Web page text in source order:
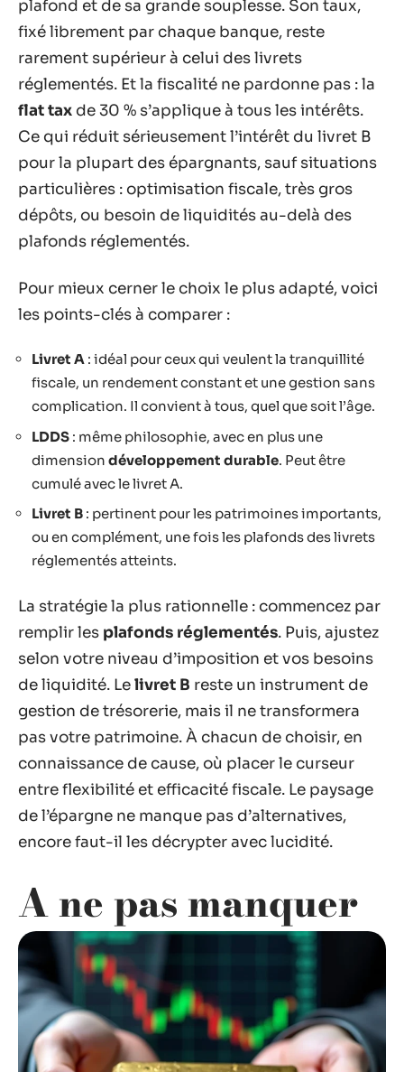
plafond et de sa grande souplesse. Son taux,
fixé librement par chaque banque, reste
rarement supérieur à celui des livrets
réglementés. Et la fiscalité ne pardonne pas : la
flat tax de 30 % s’applique à tous les intérêts.
Ce qui réduit sérieusement l’intérêt du livret B
pour la plupart des épargnants, sauf situations
particulières : optimisation fiscale, très gros
dépôts, ou besoin de liquidités au-delà des
plafonds réglementés.
Pour mieux cerner le choix le plus adapté, voici
les points-clés à comparer :
Livret A : idéal pour ceux qui veulent la tranquillité
fiscale, un rendement constant et une gestion sans
complication. Il convient à tous, quel que soit l’âge.
LDDS : même philosophie, avec en plus une
dimension développement durable. Peut être
cumulé avec le livret A.
Livret B : pertinent pour les patrimoines importants,
ou en complément, une fois les plafonds des livrets
réglementés atteints.
La stratégie la plus rationnelle : commencez par
remplir les plafonds réglementés. Puis, ajustez
selon votre niveau d’imposition et vos besoins
de liquidité. Lelivret B reste un instrument de
gestion de trésorerie, mais il ne transformera
pas votre patrimoine. À chacun de choisir, en
connaissance de cause, où placer le curseur
entre flexibilité et efficacité fiscale. Le paysage
de l’épargne ne manque pas d’alternatives,
encore faut-il les décrypter avec lucidité.
A ne pas manquer